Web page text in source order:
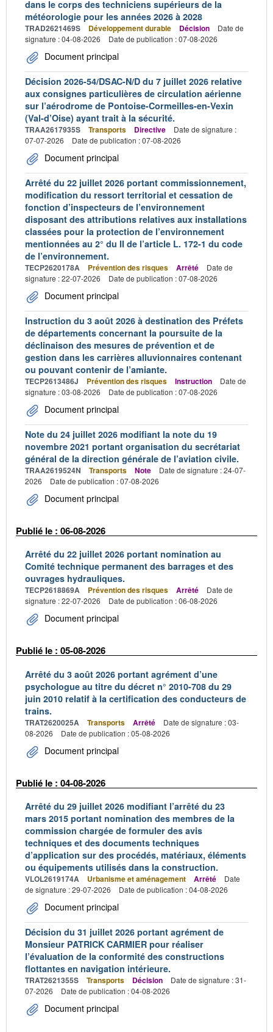
dans le corps des techniciens supérieurs de la
météorologie pour les années 2026 à 2028
TRAD2621469S Développement durable Décision
Date de
signature : 04-08-2026
Date de publication : 07-08-2026
Document principal
Décision 2026-54/DSAC-N/D du 7 juillet 2026 relative
aux consignes particulières de circulation aérienne
sur l’aérodrome de Pontoise-Cormeilles-en-Vexin
(Val-d’Oise) ayant trait à la sécurité.
TRAA2617935S Transports Directive
Date de signature :
07-07-2026
Date de publication : 07-08-2026
Document principal
Arrêté du 22 juillet 2026 portant commissionnement,
modification du ressort territorial et cessation de
fonction d’inspecteurs de l’environnement
disposant des attributions relatives aux installations
classées pour la protection de l’environnement
mentionnées au 2° du II de l’article L. 172-1 du code
de l’environnement.
TECP2620178A Prévention des risques Arrêté
Date de
signature : 22-07-2026
Date de publication : 07-08-2026
Document principal
Instruction du 3 août 2026 à destination des Préfets
de départements concernant la poursuite de la
déclinaison des mesures de prévention et de
gestion dans les carrières alluvionnaires contenant
ou pouvant contenir de l’amiante.
TECP2613486J Prévention des risques Instruction
Date de
signature : 03-08-2026
Date de publication : 07-08-2026
Document principal
Note du 24 juillet 2026 modifiant la note du 19
novembre 2021 portant organisation du secrétariat
général de la direction générale de l’aviation civile.
TRAA2619524N Transports Note
Date de signature : 24-07-
2026
Date de publication : 07-08-2026
Document principal
Publié le : 06-08-2026
Arrêté du 22 juillet 2026 portant nomination au
Comité technique permanent des barrages et des
ouvrages hydrauliques.
TECP2618869A Prévention des risques Arrêté
Date de
signature : 22-07-2026
Date de publication : 06-08-2026
Document principal
Publié le : 05-08-2026
Arrêté du 3 août 2026 portant agrément d’une
psychologue au titre du décret n° 2010-708 du 29
juin 2010 relatif à la certification des conducteurs de
trains.
TRAT2620025A Transports Arrêté
Date de signature : 03-
08-2026
Date de publication : 05-08-2026
Document principal
Publié le : 04-08-2026
Arrêté du 29 juillet 2026 modifiant l’arrêté du 23
mars 2015 portant nomination des membres de la
commission chargée de formuler des avis
techniques et des documents techniques
d’application sur des procédés, matériaux, éléments
ou équipements utilisés dans la construction.
VLOL2619174A Urbanisme et aménagement Arrêté
Date
de signature : 29-07-2026
Date de publication : 04-08-2026
Document principal
Décision du 31 juillet 2026 portant agrément de
Monsieur PATRICK CARMIER pour réaliser
l’évaluation de la conformité des constructions
flottantes en navigation intérieure.
TRAT2621355S Transports Décision
Date de signature : 31-
07-2026
Date de publication : 04-08-2026
Document principal